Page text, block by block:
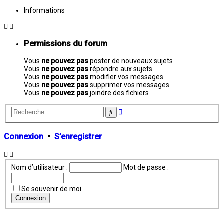
Informations
Permissions du forum
Vous ne pouvez pasposter de nouveaux sujets
Vous ne pouvez pasrépondre aux sujets
Vous ne pouvez pasmodifier vos messages
Vous ne pouvez passupprimer vos messages
Vous ne pouvez pasjoindre des fichiers
Rechercher
Recherche
Connexion • S’enregistrer
Nom d’utilisateur : Mot de passe :
Se souvenir de moi